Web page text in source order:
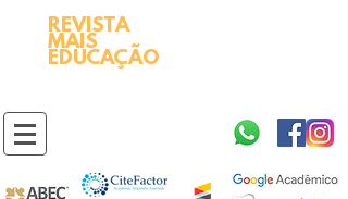
REVISTA
MAIS
EDUCAÇÃO